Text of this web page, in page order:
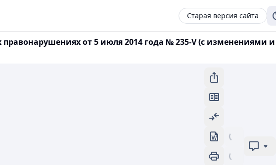
Старая версия сайта
от 5 июля 2014 года № 235-V (с изменениями